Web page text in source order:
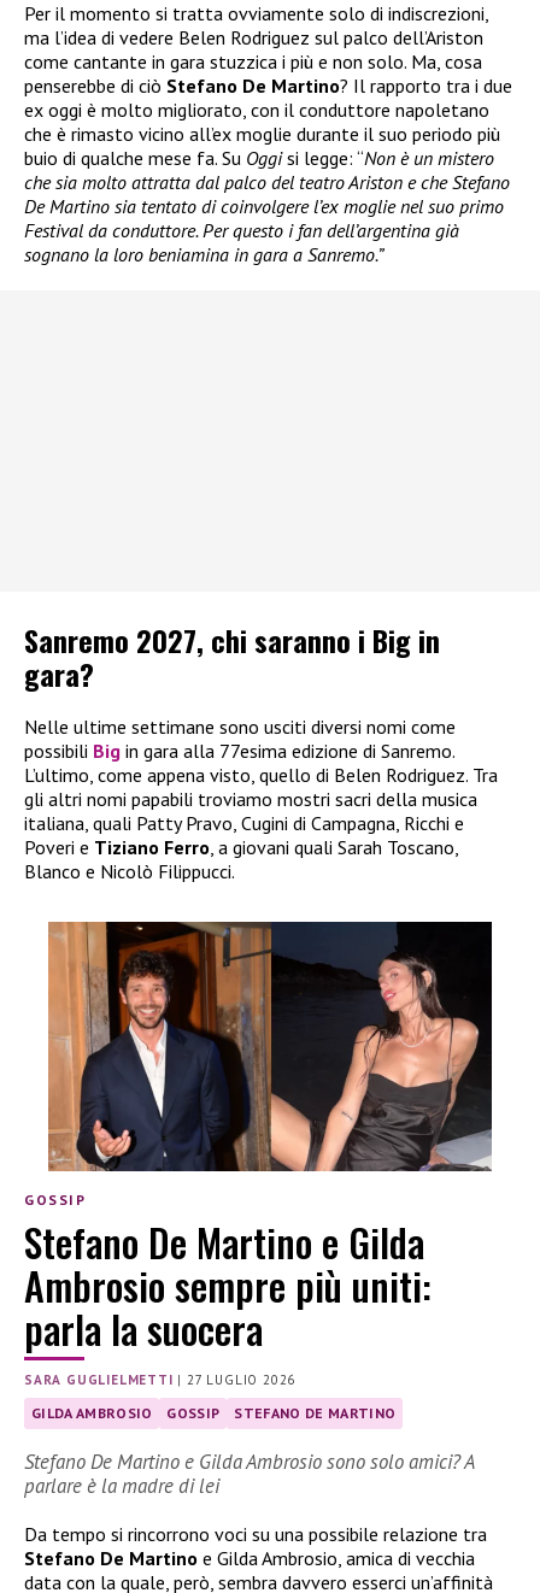
Per il momento si tratta ovviamente solo di indiscrezioni,
ma l’idea di vedere Belen Rodriguez sul palco dell’Ariston
come cantante in gara stuzzica i più e non solo. Ma, cosa
penserebbe di ciò Stefano De Martino? Il rapporto tra i due
ex oggi è molto migliorato, con il conduttore napoletano
che è rimasto vicino all’ex moglie durante il suo periodo più
buio di qualche mese fa. Su Oggisi legge: “Non è un mistero
che sia molto attratta dal palco del teatro Ariston e che Stefano
De Martino sia tentato di coinvolgere l’ex moglie nel suo primo
Festival da conduttore. Per questo i fan dell’argentina già
sognano la loro beniamina in gara a Sanremo.”
Sanremo 2027, chi saranno i Big in
gara?
Nelle ultime settimane sono usciti diversi nomi come
possibili Big in gara alla 77esima edizione di Sanremo.
L’ultimo, come appena visto, quello di Belen Rodriguez. Tra
gli altri nomi papabili troviamo mostri sacri della musica
italiana, quali Patty Pravo, Cugini di Campagna, Ricchi e
Poveri e Tiziano Ferro, a giovani quali Sarah Toscano,
Blanco e Nicolò Filippucci.
GOSSIP
Stefano De Martino e Gilda
Ambrosio sempre più uniti:
parla la suocera
SARA GUGLIELMETTI | 27 LUGLIO 2026
GILDA AMBROSIO GOSSIP STEFANO DE MARTINO
Stefano De Martino e Gilda Ambrosio sono solo amici? A
parlare è la madre di lei
Da tempo si rincorrono voci su una possibile relazione tra
Stefano De Martino e Gilda Ambrosio, amica di vecchia
data con la quale, però, sembra davvero esserci un’affinità